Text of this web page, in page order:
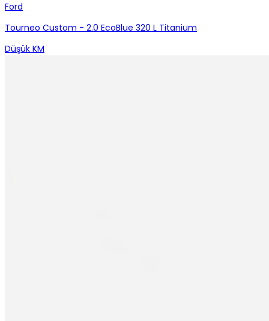
Ford
Tourneo Custom - 2.0 EcoBlue 320 L Titanium
Düşük KM